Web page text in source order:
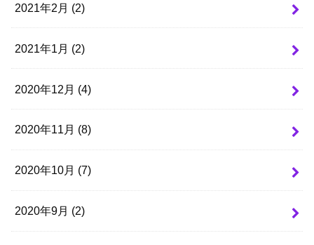
2021年2月 (2)
2021年1月 (2)
2020年12月 (4)
2020年11月 (8)
2020年10月 (7)
2020年9月 (2)